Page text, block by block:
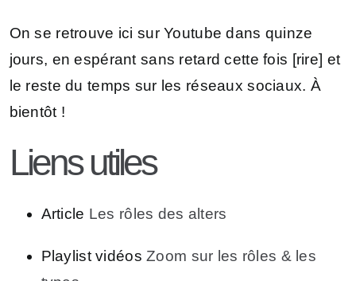
On se retrouve ici sur Youtube dans quinze
jours, en espérant sans retard cette fois [rire] et
le reste du temps sur les réseaux sociaux. À
bientôt !
Liens utiles
Article Les rôles des alters
Playlist vidéosZoom sur les rôles & les